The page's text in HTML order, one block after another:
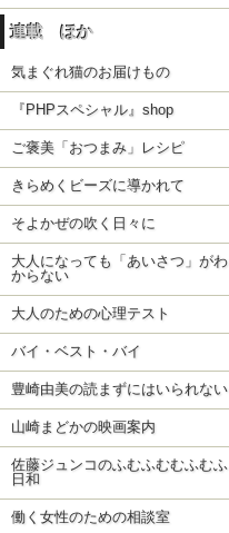
連載 ほか
気まぐれ猫のお届けもの
『PHPスペシャル』shop
ご褒美「おつまみ」レシピ
きらめくビーズに導かれて
そよかぜの吹く日々に
大人になっても「あいさつ」がわ
からない
大人のための心理テスト
バイ・ベスト・バイ
豊崎由美の読まずにはいられない
山崎まどかの映画案内
佐藤ジュンコのふむふむむふむふ
日和
働く女性のための相談室